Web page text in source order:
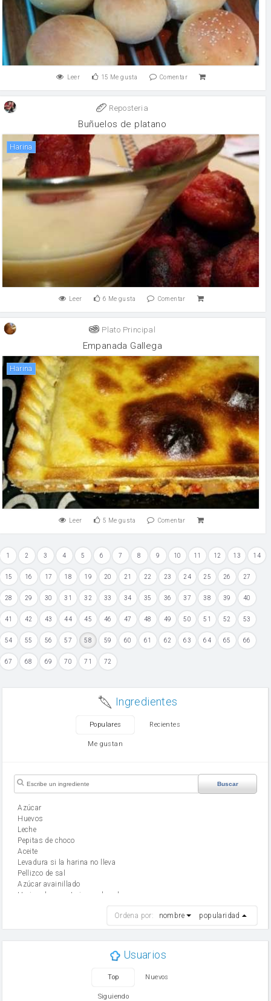
Leer 15 Me gusta Comentar
Reposteria
Buñuelos de platano
harina
Leer 6 Me gusta Comentar
Plato Principal
Empanada Gallega
harina
Leer 5 Me gusta Comentar
1 2 3 4 5 6 7 8 9 10 11 12 13 14
15 16 17 18 19 20 21 22 23 24 25 26 27
28 29 30 31 32 33 34 35 36 37 38 39 40
41 42 43 44 45 46 47 48 49 50 51 52 53
54 55 56 57 58 59 60 61 62 63 64 65 66
67 68 69 70 71 72
Ingredientes
Populares Recientes
Me gustan
Buscar
Azúcar
huevos
leche
Pepitas de choco
aceite
Levadura si la harina no lleva
Pellizco de sal
Azúcar avainillado
Harina de reposteria con levadura
mantequilla
Ordena por: nombre popularidad
Usuarios
Top Nuevos
Siguiendo